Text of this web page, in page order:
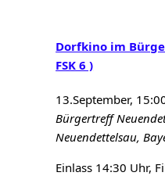
Dorfkino im
FSK 6 )
13.September,
Bürgertreff
Neuendettelsau,
Einlass 14:30 Uhr,